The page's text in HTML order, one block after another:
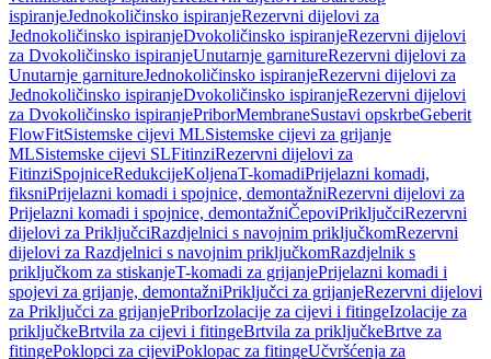
ispiranjeJednokoličinsko ispiranjeRezervni dijelovi za
Jednokoličinsko ispiranjeDvokoličinsko ispiranjeRezervni dijelovi
za Dvokoličinsko ispiranjeUnutarnje garnitureRezervni dijelovi za
Unutarnje garnitureJednokoličinsko ispiranjeRezervni dijelovi za
Jednokoličinsko ispiranjeDvokoličinsko ispiranjeRezervni dijelovi
za Dvokoličinsko ispiranjePriborMembraneSustavi opskrbeGeberit
FlowFitSistemske cijevi MLSistemske cijevi za grijanje
MLSistemske cijevi SLFitinziRezervni dijelovi za
FitinziSpojniceRedukcijeKoljenaT-komadiPrijelazni komadi,
fiksniPrijelazni komadi i spojnice, demontažniRezervni dijelovi za
Prijelazni komadi i spojnice, demontažniČepoviPriključciRezervni
dijelovi za PriključciRazdjelnici s navojnim priključkomRezervni
dijelovi za Razdjelnici s navojnim priključkomRazdjelnik s
priključkom za stiskanjeT-komadi za grijanjePrijelazni komadi i
spojevi za grijanje, demontažniPriključci za grijanjeRezervni dijelovi
za Priključci za grijanjePriborIzolacije za cijevi i fitingeIzolacije za
priključkeBrtvila za cijevi i fitingeBrtvila za priključkeBrtve za
fitingePoklopci za cijeviPoklopac za fitingeUčvršćenja za